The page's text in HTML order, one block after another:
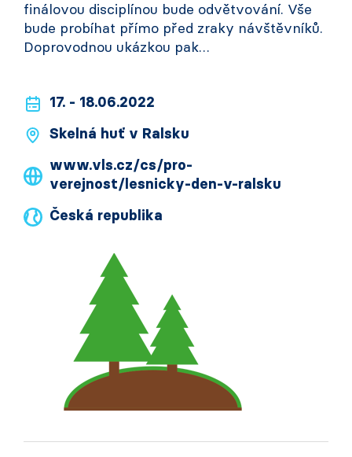
finálovou disciplínou bude odvětvování. Vše
bude probíhat přímo před zraky návštěvníků.
Doprovodnou ukázkou pak…
17. - 18.06.2022
Skelná huť v Ralsku
www.vls.cz/cs/pro-
verejnost/lesnicky-den-v-ralsku
Česká republika